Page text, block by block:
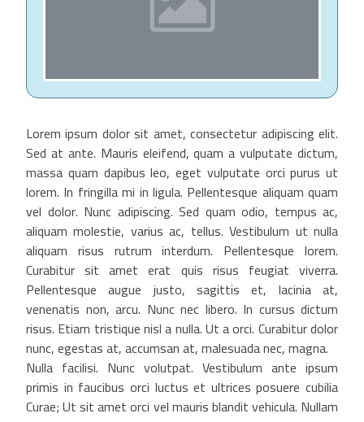
Lorem ipsum dolor sit amet, consectetur adipiscing elit.
Sed at ante. Mauris eleifend, quam a vulputate dictum,
massa quam dapibus leo, eget vulputate orci purus ut
lorem. In fringilla mi in ligula. Pellentesque aliquam quam
vel dolor. Nunc adipiscing. Sed quam odio, tempus ac,
aliquam molestie, varius ac, tellus. Vestibulum ut nulla
aliquam risus rutrum interdum. Pellentesque lorem.
Curabitur sit amet erat quis risus feugiat viverra.
Pellentesque augue justo, sagittis et, lacinia at,
venenatis non, arcu. Nunc nec libero. In cursus dictum
risus. Etiam tristique nisl a nulla. Ut a orci. Curabitur dolor
nunc, egestas at, accumsan at, malesuada nec, magna.
Nulla facilisi. Nunc volutpat. Vestibulum ante ipsum
primis in faucibus orci luctus et ultrices posuere cubilia
Curae; Ut sit amet orci vel mauris blandit vehicula. Nullam